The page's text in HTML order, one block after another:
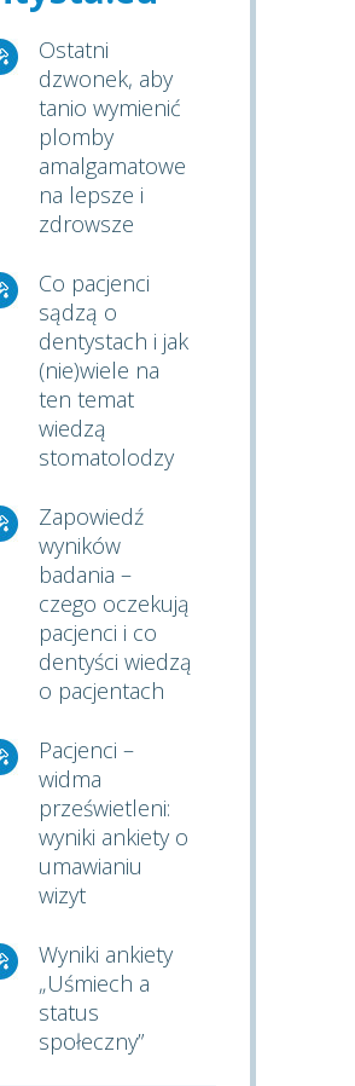
Ostatni
dzwonek, aby
tanio wymienić
plomby
amalgamatowe
na lepsze i
zdrowsze
Co pacjenci
sądzą o
dentystach i jak
(nie)wiele na
ten temat
wiedzą
stomatolodzy
Zapowiedź
wyników
badania –
czego oczekują
pacjenci i co
dentyści wiedzą
o pacjentach
Pacjenci –
widma
prześwietleni:
wyniki ankiety o
umawianiu
wizyt
Wyniki ankiety
„Uśmiech a
status
społeczny”